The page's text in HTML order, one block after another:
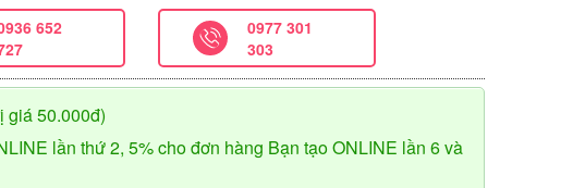
652
0977 301
303
giá 50.000đ)
lần thứ 2, 5% cho đơn hàng Bạn tạo ONLINE lần 6 và